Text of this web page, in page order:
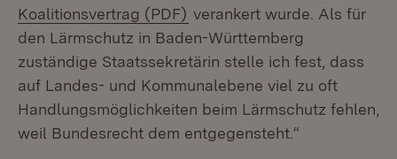
Koalitionsvertrag (PDF) (Öffnet in neuem Fenster)
verankert wurde. Als für
den Lärmschutz in Baden-Württemberg
zuständige Staatssekretärin stelle ich fest, dass
auf Landes- und Kommunalebene viel zu oft
Handlungsmöglichkeiten beim Lärmschutz fehlen,
weil Bundesrecht dem entgegensteht.“